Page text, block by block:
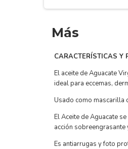
Más
CARACTERÍSTICAS Y
El aceite de Aguacate
ideal para eccemas,
Usado como mascarilla
El Aceite de Aguacate
acción
Es antiarrugas y foto